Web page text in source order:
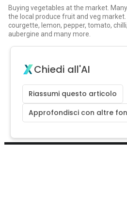
Buying vegetables at the market.
the local produce fruit and veg
courgette, lemon, pepper, tomato,
aubergine and many more.
Chiedi all'AI
Riassumi questo articolo
Approfondisci con altre